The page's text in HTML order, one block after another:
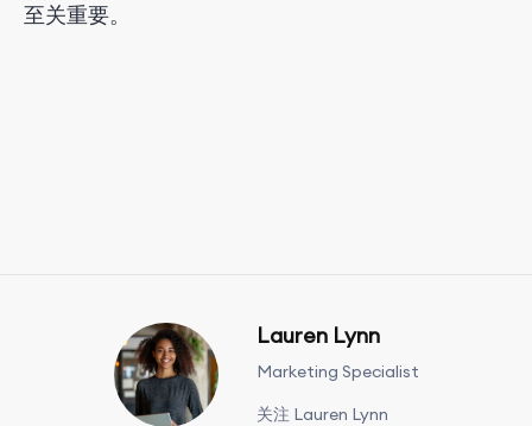
至关重要。
Lauren Lynn
Marketing Specialist
关注 Lauren Lynn